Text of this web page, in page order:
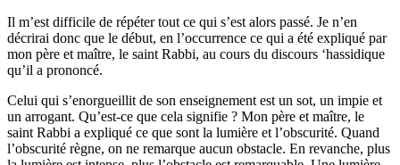
Il m’est difficile de répéter tout ce qui s’est alors passé. Je n’en
décrirai donc que le début, en l’occurrence ce qui a été expliqué par
mon père et maître, le saint Rabbi, au cours du discours ‘hassidique
qu’il a prononcé.
Celui qui s’enorgueillit de son enseignement est un sot, un impie et
un arrogant. Qu’est-ce que cela signifie ? Mon père et maître, le
saint Rabbi a expliqué ce que sont la lumière et l’obscurité. Quand
l’obscurité règne, on ne remarque aucun obstacle. En revanche, plus